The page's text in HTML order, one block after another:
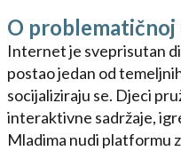
O
Internet je sveprisutan
postao jedan od
socijaliziraju se. Djeci
interaktivne sadržaje,
Mladima nudi platformu